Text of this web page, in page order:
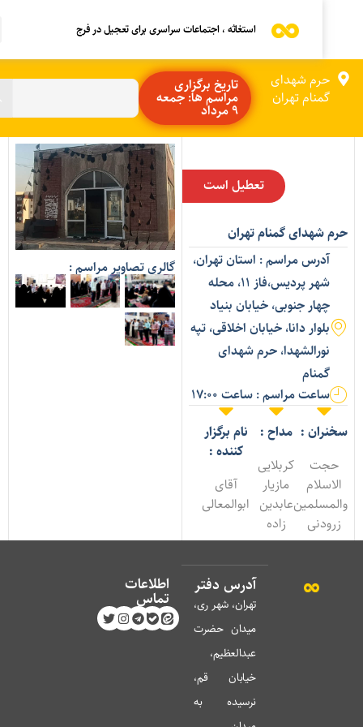
استغاثه ، اجتماعات سراسری برای تعجیل در فرج
حرم شهدای
گمنام تهران
تاریخ برگزاری
مراسم ها: جمعه
9 مرداد
تعطیل است
شهدای گمنام تهران
آدرس مراسم : استان تهران،
شهر پردیس،فاز ۱۱، محله
چهار جنوبی، خیابان بنیاد
بلوار دانا، خیابان اخلاقی، تپه
نورالشهدا، حرم شهدای
گمنام
ساعت مراسم : ساعت 17:00
:
حجت
الاسلام
زرودنی
مداح :
کربلایی
مازیار
عابدین
نام برگزار
کننده :
آقای
ابوالمعالی
گالری تصاویر مراسم :
آدرس دفتر
تهران، شهر ری،
میدان حضرت
عبدالعظیم،
خیابان قم،
نرسیده به
اطلاعات
تماس